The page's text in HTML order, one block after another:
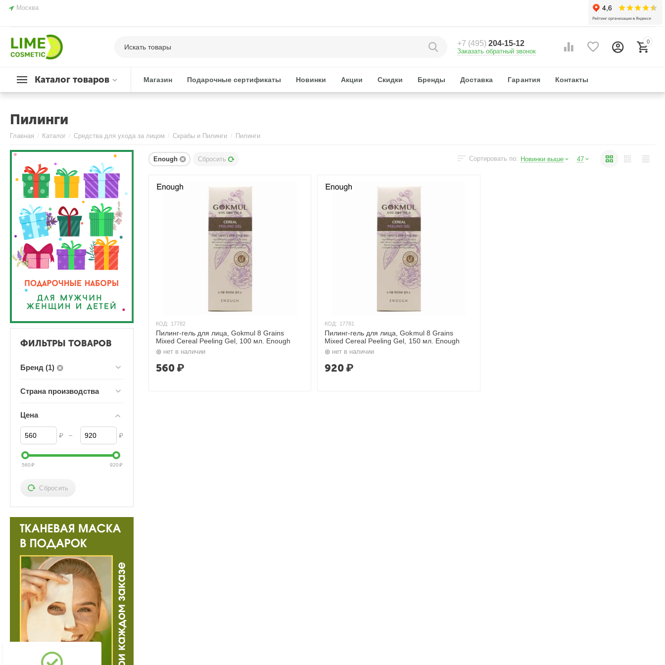
Москва
+7 (495)204-15-12
Заказать обратный звонок
0
Каталог товаров Магазин Подарочные сертификаты Новинки Акции Скидки Бренды Доставка Гарантия Контакты
Пилинги
Главная / Каталог / Средства для ухода за лицом / Скрабы и Пилинги / Пилинги
Enough Сбросить Сортировать по: Новинки выше 47
КОД: 17782
Пилинг-гель для лица, Gokmul 8 Grains
Mixed Cereal Peeling Gel, 100 мл. Enough
нет в наличии
560 ₽
КОД: 17781
Пилинг-гель для лица, Gokmul 8 Grains
Mixed Cereal Peeling Gel, 150 мл. Enough
нет в наличии
920 ₽
ФИЛЬТРЫ ТОВАРОВ
Бренд (1)
Страна производства
Цена
₽ – ₽
560₽ 920₽
Сбросить